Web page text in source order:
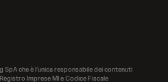
che è l’unica responsabile dei contenuti
Imprese MI e Codice Fiscale